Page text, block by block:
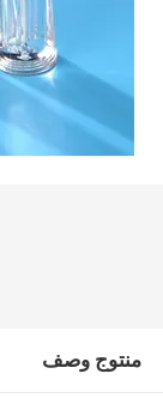
منتوج وصف